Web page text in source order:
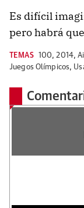
Es difícil
pero habrá
TEMAS 100,2014,
Juegos Olímpicos,